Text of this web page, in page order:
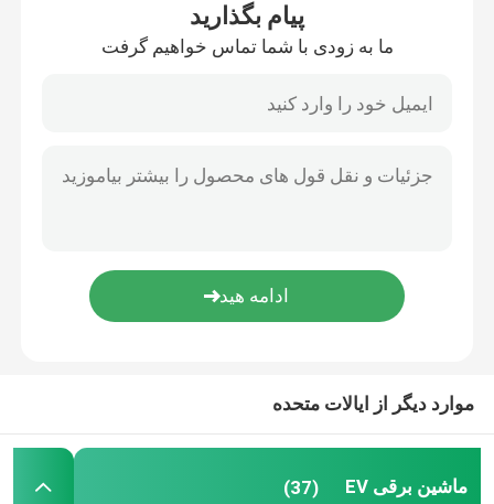
ماشین الکتریکی MPV
خودروی برقی فولکس واگن
خودروهای لوکس EV
سه چرخه باری برقی
پیام بگذارید
ما به زودی با شما تماس خواهیم گرفت
موارد دیگر از ایالات متحده
ماشین برقی EV (37)